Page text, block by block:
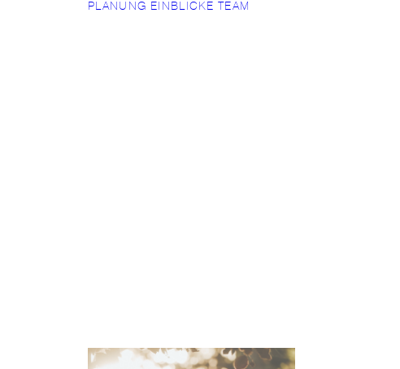
PLANUNG EINBLICKE TEAM